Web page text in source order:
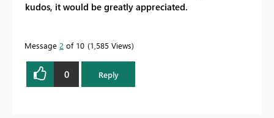
kudos, it would be greatly appreciated.
Message 2 of 10 1,585 Views
0 Reply